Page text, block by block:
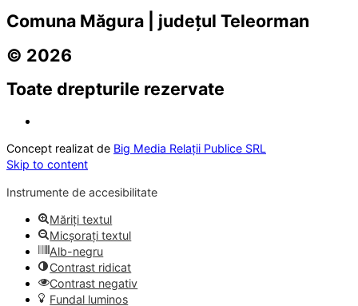
Comuna Măgura | județul Teleorman
© 2026
Toate drepturile rezervate
Concept realizat de Big Media Relații Publice SRL
Skip to content
Instrumente de accesibilitate
Măriți textul
Micșorați textul
Alb-negru
Contrast ridicat
Contrast negativ
Fundal luminos